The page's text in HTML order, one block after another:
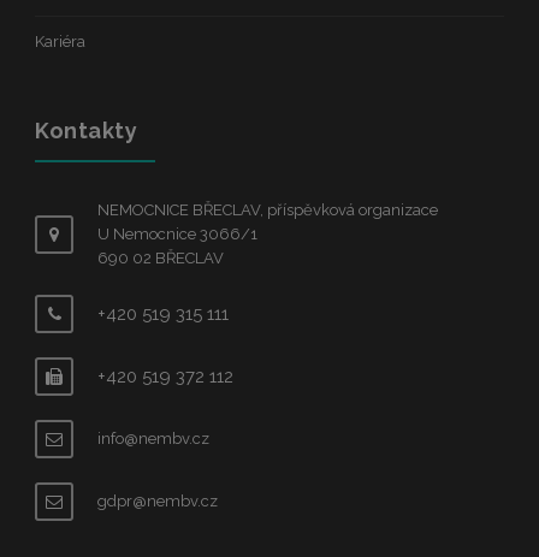
Kariéra
Kontakty
NEMOCNICE BŘECLAV, příspěvková organizace
U Nemocnice 3066/1
690 02 BŘECLAV
+420 519 315 111
+420 519 372 112
info@nembv.cz
gdpr@nembv.cz